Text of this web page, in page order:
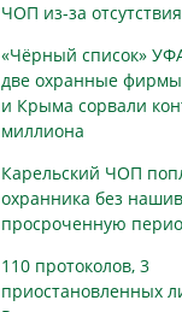
ЧОП из-за
«Чёрный список»
две охранные
и Крыма сорвали
миллиона
Карельский ЧОП
охранника без
просроченную
110 протоколов, 3
приостановленных